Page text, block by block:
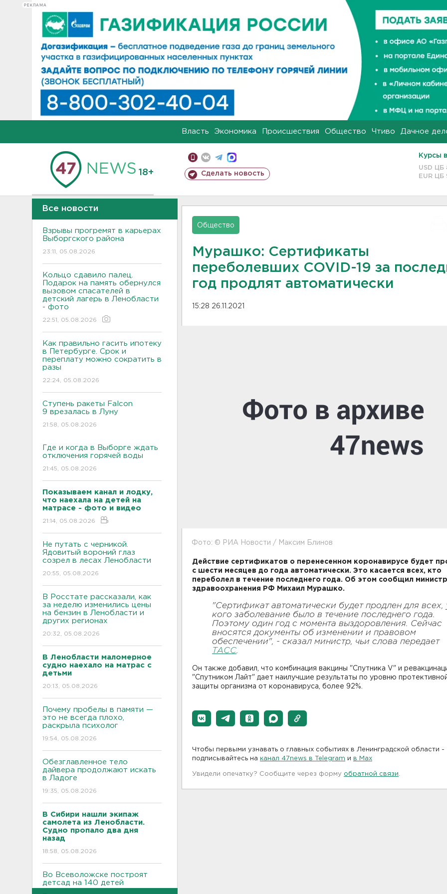
РЕКЛАМА
Власть Экономика Происшествия Общество Чтиво Дачное
18+ Сделать новость
Курсы
USD ЦБ
EUR ЦБ
Все новости
Взрывы прогремят в карьерах
Выборгского района
23:11, 05.08.2026
Кольцо сдавило палец.
Подарок на память обернулся
вызовом спасателей в
детский лагерь в Ленобласти
- фото
22:51, 05.08.2026
Как правильно гасить ипотеку
в Петербурге. Срок и
переплату можно сократить в
разы
22:24, 05.08.2026
Ступень ракеты Falcon
9 врезалась в Луну
21:58, 05.08.2026
Где и когда в Выборге ждать
отключения горячей воды
21:45, 05.08.2026
Показываем канал и лодку,
что наехала на детей на
матрасе - фото и видео
21:14, 05.08.2026
Не путать с черникой.
Ядовитый вороний глаз
созрел в лесах Ленобласти
20:55, 05.08.2026
В Росстате рассказали, как
за неделю изменились цены
на бензин в Ленобласти и
других регионах
20:32, 05.08.2026
В Ленобласти маломерное
судно наехало на матрас с
детьми
20:13, 05.08.2026
Почему пробелы в памяти —
это не всегда плохо,
раскрыла психолог
19:54, 05.08.2026
Обезглавленное тело
дайвера продолжают искать
в Ладоге
19:35, 05.08.2026
В Сибири нашли экипаж
самолета из Ленобласти.
Судно пропало два дня
назад
18:58, 05.08.2026
Во Всеволожске построят
детсад на 140 детей
Общество
Мурашко: Сертификаты
переболевших COVID-19 за
год продлят автоматически
15:28 26.11.2021
Фото: © РИА Новости / Максим Блинов
Действие сертификатов о перенесенном коронавирусе будет
с шести месяцев до года автоматически. Это касается всех, кто
переболел в течение последнего года. Об этом сообщил министр
здравоохранения РФ Михаил Мурашко.
"Сертификат автоматически будет продлен для всех,
кого заболевание было в течение последнего года.
Поэтому один год с момента выздоровления. Сейчас
вносятся документы об изменении и правовом
обеспечении", - сказал министр, чьи слова передает
ТАСС.
Он также добавил, что комбинация вакцины "Спутника V" и
"Спутником Лайт" дает наилучшие результаты по уровню
защиты организма от коронавируса, более 92%.
Чтобы первыми узнавать о главных событиях в Ленинградской области -
подписывайтесь на канал 47news в Telegram и в Maх
Увидели опечатку? Сообщите через форму обратной связи